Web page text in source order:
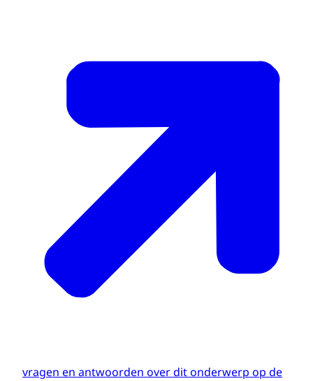
vragen en antwoorden over dit onderwerp op de